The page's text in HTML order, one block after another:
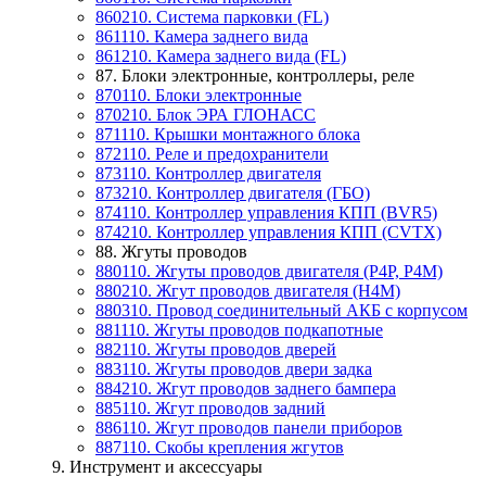
860210. Система парковки (FL)
861110. Камера заднего вида
861210. Камера заднего вида (FL)
87. Блоки электронные, контроллеры, реле
870110. Блоки электронные
870210. Блок ЭРА ГЛОНАСС
871110. Крышки монтажного блока
872110. Реле и предохранители
873110. Контроллер двигателя
873210. Контроллер двигателя (ГБО)
874110. Контроллер управления КПП (BVR5)
874210. Контроллер управления КПП (CVTX)
88. Жгуты проводов
880110. Жгуты проводов двигателя (P4P, P4M)
880210. Жгут проводов двигателя (H4M)
880310. Провод соединительный АКБ с корпусом
881110. Жгуты проводов подкапотные
882110. Жгуты проводов дверей
883110. Жгуты проводов двери задка
884210. Жгут проводов заднего бампера
885110. Жгут проводов задний
886110. Жгут проводов панели приборов
887110. Скобы крепления жгутов
9. Инструмент и аксессуары